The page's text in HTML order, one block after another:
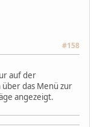
#158
auf der
das Menü zur
angezeigt.